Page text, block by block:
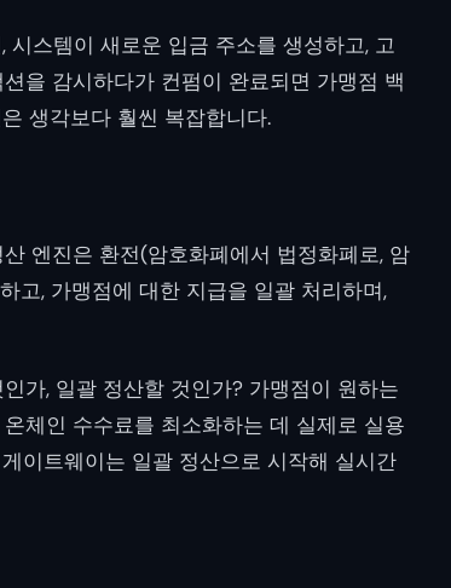
시스템이 새로운 입금 주소를 생성하고, 고
을 감시하다가 컨펌이 완료되면 가맹점 백
생각보다 훨씬 복잡합니다.
엔진은 환전(암호화폐에서 법정화폐로, 암
고, 가맹점에 대한 지급을 일괄 처리하며,
가, 일괄 정산할 것인가? 가맹점이 원하는
체인 수수료를 최소화하는 데 실제로 실용
이트웨이는 일괄 정산으로 시작해 실시간